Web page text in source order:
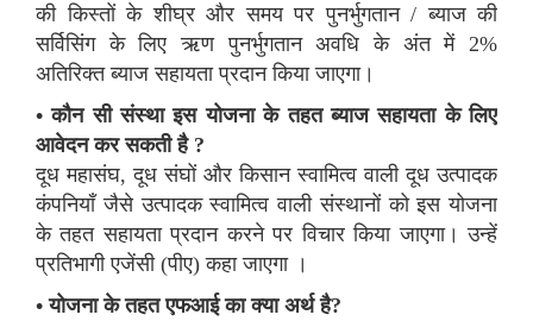
की किस्तों के शीघ्र और समय पर पुनर्भुगतान / ब्याज की
सर्विसिंग के लिए ऋण पुनर्भुगतान अवधि के अंत में 2%
अतिरिक्त ब्याज सहायता प्रदान किया जाएगा।
• कौन सी संस्था इस योजना के तहत ब्याज सहायता के लिए
आवेदन कर सकती है ?
दूध महासंघ, दूध संघों और किसान स्वामित्व वाली दूध उत्पादक
कंपनियाँ जैसे उत्पादक स्वामित्व वाली संस्थानों को इस योजना
के तहत सहायता प्रदान करने पर विचार किया जाएगा। उन्हें
प्रतिभागी एजेंसी (पीए) कहा जाएगा ।
• योजना के तहत एफआई का क्या अर्थ है?